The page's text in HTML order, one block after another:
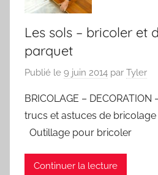
Les sols – bricoler et
parquet
Publié le 9 juin 2014 par Tyler
BRICOLAGE – DECORATION
trucs et astuces de bricolage
Outillage pour bricoler
Continuer la lecture